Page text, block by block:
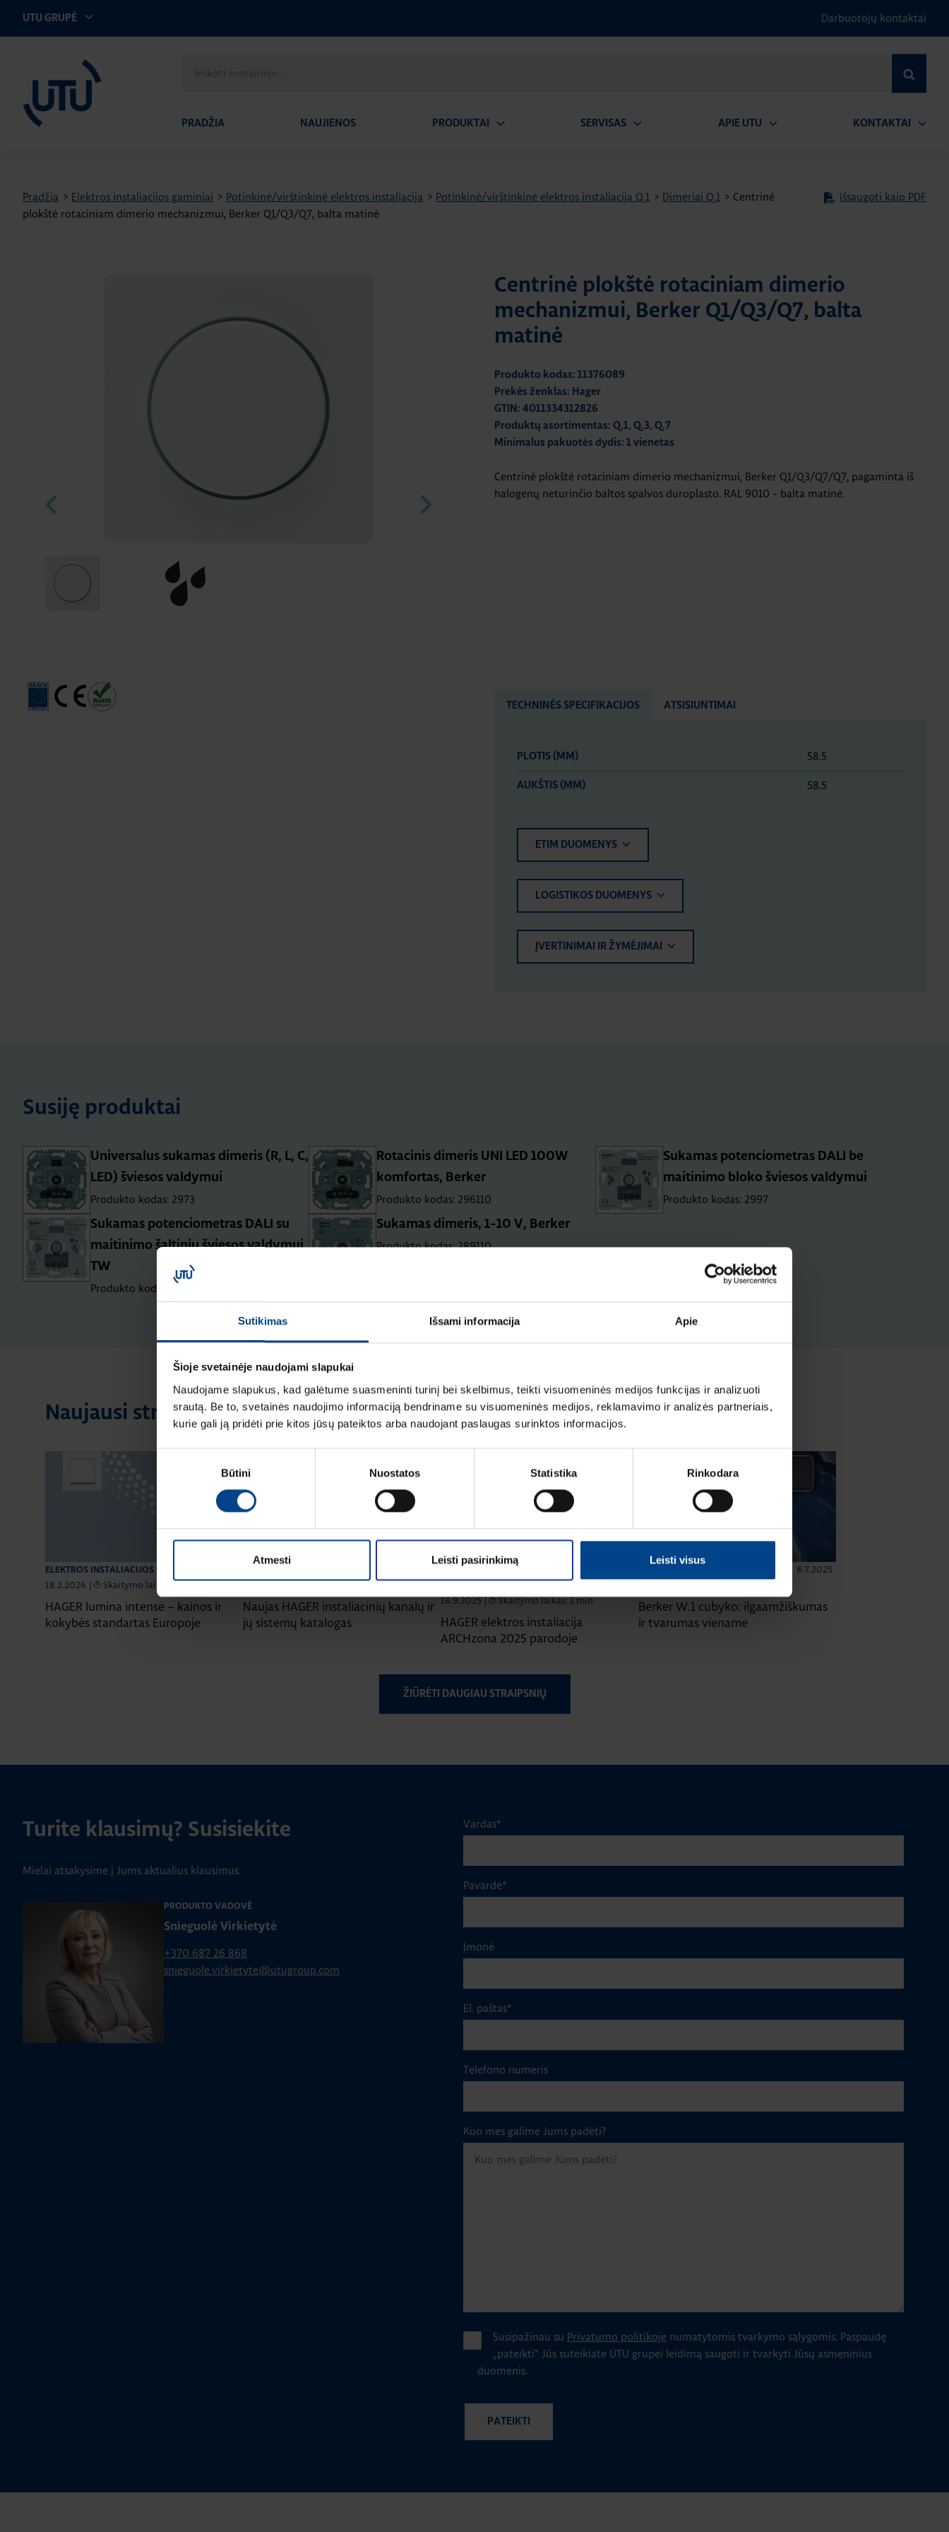
Sutikimas Išsami informacija Apie
Šioje svetainėje naudojami slapukai
Naudojame slapukus, kad galėtume suasmeninti turinį bei skelbimus, teikti visuomeninės medijos funkcijas ir analizuoti
srautą. Be to, svetainės naudojimo informaciją bendriname su visuomeninės medijos, reklamavimo ir analizės partneriais,
kurie gali ją pridėti prie kitos jūsų pateiktos arba naudojant paslaugas surinktos informacijos.
Būtini Nuostatos Statistika Rinkodara
Atmesti Leisti pasirinkimą Leisti visus
UTU GRUPĖ Darbuotojų kontaktai
svetainėje
PRADŽIA NAUJIENOS PRODUKTAI SERVISAS APIE UTU KONTAKTAI
Pradžia > Elektros instaliacijos gaminiai > Potinkinė/virštinkinė elektros instaliacija > Potinkinė/virštinkinė elektros instaliacija Q.1 > Dimeriai Q.1 > Centrinė
plokštė rotaciniam dimerio mechanizmui, Berker Q1/Q3/Q7, balta matinė
Išsaugoti kaip PDF
Centrinė plokštė rotaciniam dimerio
mechanizmui, Berker Q1/Q3/Q7, balta
matinė
Produkto kodas: 11376089
Prekės ženklas: Hager
GTIN: 4011334312826
Produktų asortimentas: Q.1, Q.3, Q.7
Minimalus pakuotės dydis: 1 vienetas
Centrinė plokštė rotaciniam dimerio mechanizmui, Berker Q1/Q3/Q7/Q7, pagaminta iš
halogenų neturinčio baltos spalvos duroplasto. RAL 9010 - balta matinė.
TECHNINĖS SPECIFIKACIJOS ATSISIUNTIMAI
PLOTIS (MM) 58.5
AUKŠTIS (MM) 58.5
ETIM DUOMENYS
LOGISTIKOS DUOMENYS
ĮVERTINIMAI IR ŽYMĖJIMAI
Susiję produktai
Universalus sukamas dimeris (R, L, C,
LED) šviesos valdymui
Produkto kodas: 2973
Rotacinis dimeris UNI LED 100W
komfortas, Berker
Produkto kodas: 296110
Sukamas potenciometras DALI be
maitinimo bloko šviesos valdymui
Produkto kodas: 2997
Sukamas potenciometras DALI su
maitinimo šaltiniu šviesos valdymui,
TW
Produkto kodas: 2998
Sukamas dimeris, 1-10 V, Berker
Produkto kodas: 289110
Naujausi straipsniai pagal temą Elektros instaliacijos gaminiai
ELEKTROS INSTALIACIJOS GAMINIAI
18.2.2026 | Skaitymo laikas: 2 min
HAGER lumina intense – kainos ir
kokybės standartas Europoje
16.12.2025 | Skaitymo laikas: 1 min
Naujas HAGER instaliacinių kanalų ir
jų sistemų katalogas
16.9.2025 | Skaitymo laikas: 1 min
HAGER elektros instaliacija
ARCHzona 2025 parodoje
8.7.2025
Berker W.1 cubyko: ilgaamžiškumas
ir tvarumas viename
ŽIŪRĖTI DAUGIAU STRAIPSNIŲ
Turite klausimų? Susisiekite
Mielai atsakysime į Jums aktualius klausimus.
PRODUKTO VADOVĖ
Snieguolė Virkietytė
+370 687 26 868
snieguole.virkietyte@utugroup.com
Vardas*
Pavardė*
Įmonė
El. paštas*
Telefono numeris
Kuo mes galime Jums padėti?
Susipažinau su Privatumo politikoje numatytomis tvarkymo sąlygomis. Paspaudę
„pateikti" Jūs suteikiate UTU grupei leidimą saugoti ir tvarkyti Jūsų asmeninius
duomenis.